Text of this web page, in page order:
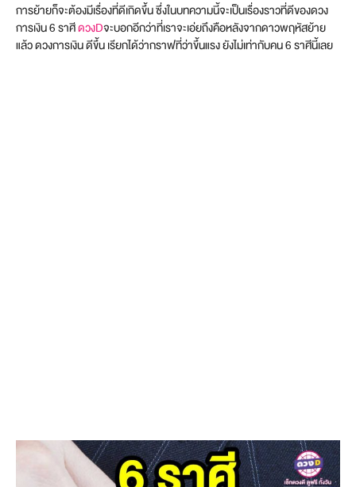
การย้ายก็จะต้องมีเรื่องที่ดีเกิดขึ้น ซึ่งในบทความนี้จะเป็นเรื่องราวที่ดีของดวง
การเงิน 6 ราศีดวงDจะบอกอีกว่าที่เราจะเอ่ยถึงคือหลังจากดาวพฤหัสย้าย
แล้ว ดวงการเงิน ดีขึ้น เรียกได้ว่ากราฟที่ว่าขึ้นแรง ยังไม่เท่ากับคน 6 ราศีนี้เลย